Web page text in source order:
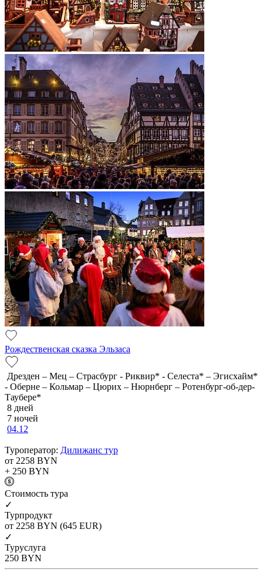
Рождественская сказка Эльзаса
Дрезден – Мец – Страсбург - Риквир* - Селеста* – Эгисхайм*
- Оберне – Кольмар – Цюрих – Нюрнберг – Ротенбург-об-дер-
Таубере*
8 дней
7 ночей
04.12
Туроператор: Дилижанс тур
от 2258 BYN
+ 250 BYN
Cтоимость тура
✓
Турпродукт
от 2258 BYN (645 EUR)
✓
Туруслуга
250 BYN